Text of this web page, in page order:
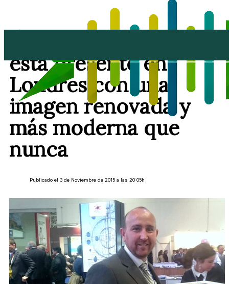
está presente en
Londres con una
imagen renovada y
más moderna que
nunca
Publicado el 3 de Noviembre de 2015 a las 20:05h